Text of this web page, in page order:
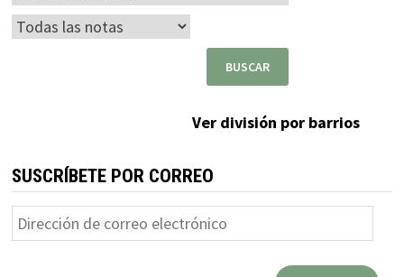
Ver división por barrios
SUSCRÍBETE POR CORREO
Dirección
de